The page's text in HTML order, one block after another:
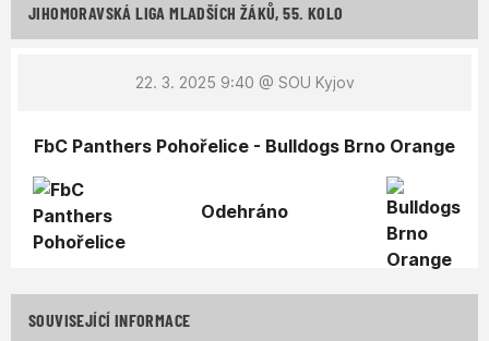
JIHOMORAVSKÁ LIGA MLADŠÍCH ŽÁKŮ, 55. KOLO
22. 3. 2025 9:40 @ SOU Kyjov
FbC Panthers Pohořelice - Bulldogs Brno Orange
Odehráno
SOUVISEJÍCÍ INFORMACE